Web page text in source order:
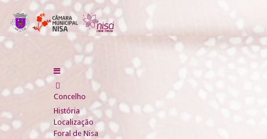
Concelho
História
Localização
Foral de Nisa